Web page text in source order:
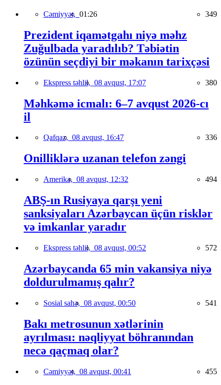
Cəmiyyət, 01:26 349
Prezident iqamətgahı niyə məhz
Zuğulbada yaradılıb? Təbiətin
özünün seçdiyi bir məkanın tarixçəsi
Ekspress təhlil, 08 avqust, 17:07 380
Məhkəmə icmalı: 6–7 avqust 2026-cı
il
Qafqaz, 08 avqust, 16:47 336
Onilliklərə uzanan telefon zəngi
Amerika, 08 avqust, 12:32 494
ABŞ-ın Rusiyaya qarşı yeni
sanksiyaları Azərbaycan üçün risklər
və imkanlar yaradır
Ekspress təhlil, 08 avqust, 00:52 572
Azərbaycanda 65 min vakansiya niyə
doldurulmamış qalır?
Sosial sahə, 08 avqust, 00:50 541
Bakı metrosunun xətlərinin
ayrılması: nəqliyyat böhranından
necə qaçmaq olar?
Cəmiyyət, 08 avqust, 00:41 455